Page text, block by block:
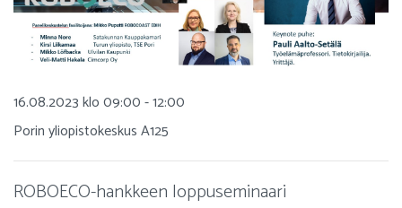
16.08.2023 klo 09:00 - 12:00
Porin yliopistokeskus A125
ROBOECO-hankkeen loppuseminaari